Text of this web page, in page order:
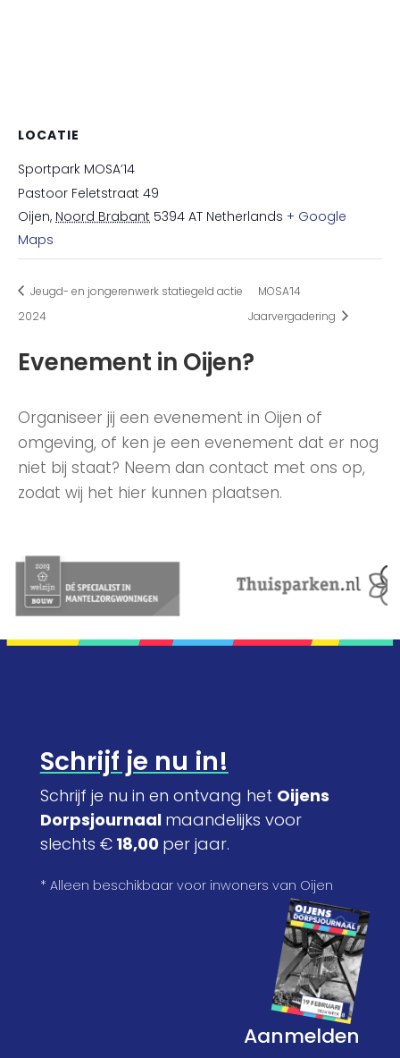
LOCATIE
Sportpark MOSA’14
Pastoor Feletstraat 49
Oijen, Noord Brabant 5394 AT Netherlands + Google
Maps
Jeugd- en jongerenwerk statiegeld actie
2024
MOSA’14
Jaarvergadering
Evenement in Oijen?
Organiseer jij een evenement in Oijen of
omgeving, of ken je een evenement dat er nog
niet bij staat? Neem dan contact met ons op,
zodat wij het hier kunnen plaatsen.
Schrijf je nu in!
Schrijf je nu in en ontvang het Oijens
Dorpsjournaal maandelijks voor
slechts €18,00 per jaar.
* Alleen beschikbaar voor inwoners van Oijen
Aanmelden